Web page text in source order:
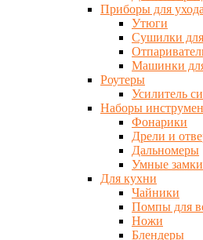
Приборы для
Утюги
Сушилки
Машинки
Роутеры
Усилитель
Наборы
Фонарики
Дрели и
Дальномеры
Умные замки
Для кухни
Чайники
Помпы для
Ножи
Блендеры